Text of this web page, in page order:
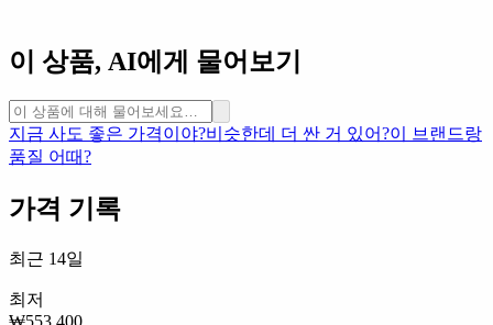
이 상품, AI에게 물어보기
지금 사도 좋은 가격이야?비슷한데 더 싼 거 있어?이 브랜드랑
품질 어때?
가격 기록
최근 14일
최저